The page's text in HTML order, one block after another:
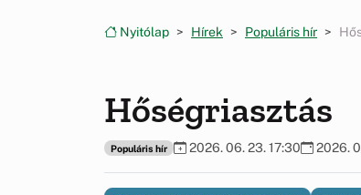
Nyitólap Hírek Populáris hír
Hőségriasztás
Populáris hír 2026. 06. 23. 17:30 2026.